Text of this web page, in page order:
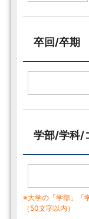
卒回/卒期
学部/学科/
※大学の「学部」「
（50文字以内）